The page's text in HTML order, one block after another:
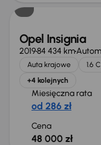
Opel Insignia
201984 434 km
Auta krajowe 1.6
+4 kolejnych
Miesięczna rata
od 286 zł
Cena
48 000 zł